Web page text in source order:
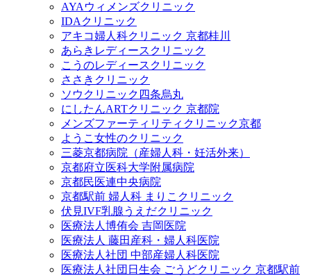
AYAウィメンズクリニック
IDAクリニック
アキコ婦人科クリニック 京都桂川
あらきレディースクリニック
こうのレディースクリニック
ささきクリニック
ソウクリニック四条烏丸
にしたんARTクリニック 京都院
メンズファーティリティクリニック京都
ようこ女性のクリニック
三菱京都病院（産婦人科・妊活外来）
京都府立医科大学附属病院
京都民医連中央病院
京都駅前 婦人科 まりこクリニック
伏見IVF乳腺うえだクリニック
医療法人博侑会 吉岡医院
医療法人 藤田産科・婦人科医院
医療法人社団 中部産婦人科医院
医療法人社団日生会 ごうどクリニック 京都駅前